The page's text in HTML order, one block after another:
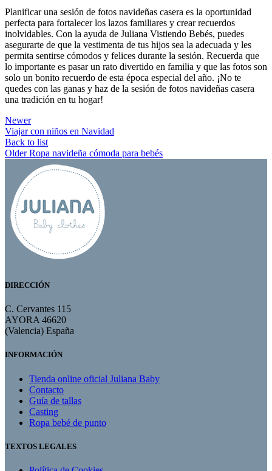
Planificar una sesión de fotos navideñas casera es la oportunidad
perfecta para fortalecer los lazos familiares y crear recuerdos
inolvidables. Con la ayuda de Juliana Vistiendo Bebés, puedes
asegurarte de que la vestimenta de tus hijos sea la adecuada y les
permita sentirse cómodos y felices durante la sesión. Recuerda que
lo importante es pasar un rato divertido en familia y que las fotos son
solo un bonito recuerdo de esta época especial del año. ¡No te
quedes con las ganas y haz de la sesión de fotos navideñas casera
una tradición en tu hogar!
Newer
Viajar con niños en Navidad
Back to list
Older Ropa navideña cómoda para bebés
DIRECCIÓN
C. Cervantes 115
AYORA 46620
(Valencia) España
INFORMACIÓN
Tienda online oficial Juliana Baby
Contacto
Guía de tallas
Casting
Ropa bebé de punto
TEXTOS LEGALES